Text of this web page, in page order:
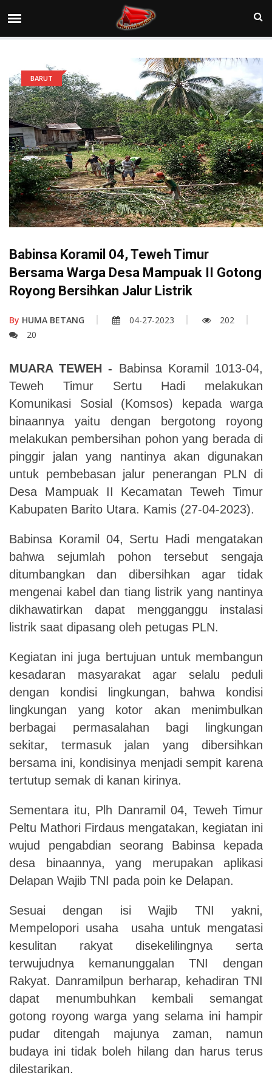
BARUT
Babinsa Koramil 04, Teweh Timur
Bersama Warga Desa Mampuak II Gotong
Royong Bersihkan Jalur Listrik
By HUMA BETANG 04-27-2023
202
20
MUARA TEWEH - Babinsa Koramil 1013-04,
Teweh Timur Sertu Hadi melakukan
Komunikasi Sosial (Komsos) kepada warga
binaannya yaitu dengan bergotong royong
melakukan pembersihan pohon yang berada di
pinggir jalan yang nantinya akan digunakan
untuk pembebasan jalur penerangan PLN di
Desa Mampuak II Kecamatan Teweh Timur
Kabupaten Barito Utara. Kamis (27-04-2023).
Babinsa Koramil 04, Sertu Hadi mengatakan
bahwa sejumlah pohon tersebut sengaja
ditumbangkan dan dibersihkan agar tidak
mengenai kabel dan tiang listrik yang nantinya
dikhawatirkan dapat mengganggu instalasi
listrik saat dipasang oleh petugas PLN.
Kegiatan ini juga bertujuan untuk membangun
kesadaran masyarakat agar selalu peduli
dengan kondisi lingkungan, bahwa kondisi
lingkungan yang kotor akan menimbulkan
berbagai permasalahan bagi lingkungan
sekitar, termasuk jalan yang dibersihkan
bersama ini, kondisinya menjadi sempit karena
tertutup semak di kanan kirinya.
Sementara itu, Plh Danramil 04, Teweh Timur
Peltu Mathori Firdaus mengatakan, kegiatan ini
wujud pengabdian seorang Babinsa kepada
desa binaannya, yang merupakan aplikasi
Delapan Wajib TNI pada poin ke Delapan.
Sesuai dengan isi Wajib TNI yakni,
Mempelopori usaha usaha untuk mengatasi
kesulitan rakyat disekelilingnya serta
terwujudnya kemanunggalan TNI dengan
Rakyat. Danramilpun berharap, kehadiran TNI
dapat menumbuhkan kembali semangat
gotong royong warga yang selama ini hampir
pudar ditengah majunya zaman, namun
budaya ini tidak boleh hilang dan harus terus
dilestarikan.